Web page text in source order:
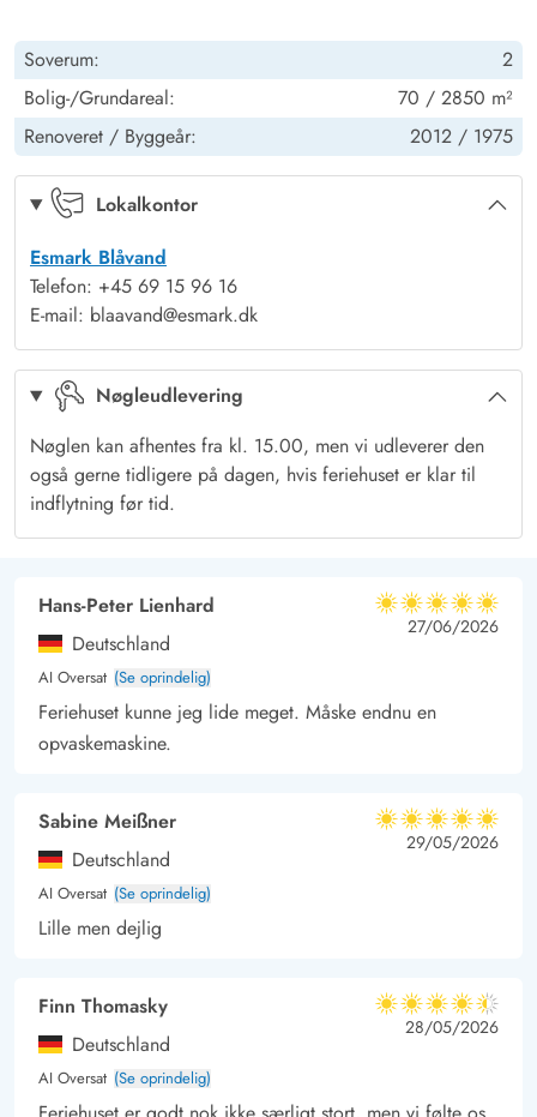
morgenen.
Bo kun 700 meter fra Blåvands Centrum
På den 2.850 kvadratmeter store grund kan I nyde
feriedagene, og med de mange høje træer, der omgiver
grunden, kan I solbade og slappe af i havemøblerne helt
Stranden ligger kun 1000 meter væk, og Blåvands livlige
centrum befinder sig blot 700 meter fra huset. Her kan I roligt
lade bilen stå.
Trods den private beliggenhed er der ikke langt til diverse
fritidsaktiviteter, og området byder på alt lige fra zoologisk
have og bunkermuseum til forretninger, restauranter og
bowlingcenter.
Soverum:
2
Bolig-/Grundareal:
70 / 2850 m²
Renoveret / Byggeår: 2012 / 1975
Lokalkontor
Esmark Blåvand
Telefon: +45 69 15 96 16
E-mail: blaavand@esmark.dk
Nøgleudlevering
Nøglen kan afhentes fra kl. 15.00, men vi udleverer den
også gerne tidligere på dagen, hvis feriehuset er klar til
indflytning før tid.
Hans-Peter Lienhard
Deutschland
AI Oversat (Se oprindelig)
5 ud af 5
5 ud af 5
5 out of 5
27/06/2026
Feriehuset kunne jeg lide meget. Måske endnu en
opvaskemaskine.
Sabine Meißner
Deutschland
AI Oversat (Se oprindelig)
5 ud af 5
5 ud af 5
5 out of 5
29/05/2026
Lille men dejlig
Finn Thomasky
Deutschland
AI Oversat (Se oprindelig)
4.5 ud af 5
4.5 ud af 5
4.5 out of 5
28/05/2026